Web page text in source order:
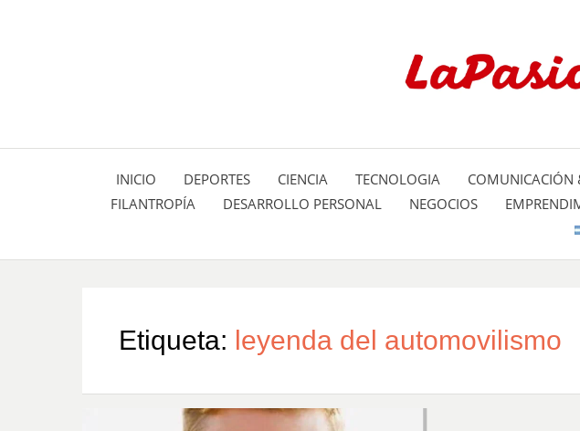
INICIO DEPORTES CIENCIA TECNOLOGIA COMUNICACIÓN
FILANTROPÍA
DESARROLLO PERSONAL NEGOCIOS
Etiqueta: leyenda del automovilismo